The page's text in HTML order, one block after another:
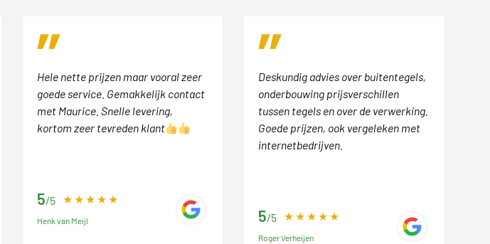
Hele nette prijzen maar vooral zeer
goede service. Gemakkelijk contact
met Maurice. Snelle levering,
kortom zeer tevreden klant
5/5
Henk van Meijl
Deskundig advies over buitentegels,
onderbouwing prijsverschillen
tussen tegels en over de verwerking.
Goede prijzen, ook vergeleken met
internetbedrijven.
5/5
Roger Verheijen